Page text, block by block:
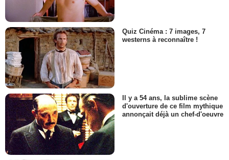
Quiz Cinéma : 7 images, 7
westerns à reconnaître !
Il y a 54 ans, la sublime scène
d'ouverture de ce film mythique
annonçait déjà un chef-d'oeuvre